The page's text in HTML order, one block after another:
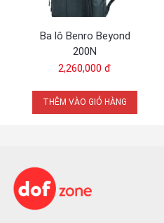
Đây kéo của hãng YKK có thêm
Túi máy được phủ áo mưa
Ba lô Benro Beyond
200N
2,260,000 đ
THÊM VÀO GIỎ HÀNG